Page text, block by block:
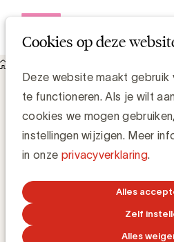
Cookies op deze
Deze website maakt
te functioneren. Als je wilt
cookies we mogen
instellingen wijzigen. Meer
in onze privacyverklaring.
Alles
Zelf
Alles
AdLit onderzoekt het gebruik van
- slotevent op 14 juni 2018
AdLit onderzoekt het
reclamelabels bij
14 juni 2018
Simone Ruseler, Knowledge
11 MEI 2018